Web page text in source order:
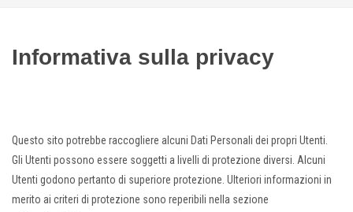
Informativa sulla privacy
Questo sito potrebbe raccogliere alcuni Dati Personali dei propri Utenti.
Gli Utenti possono essere soggetti a livelli di protezione diversi. Alcuni
Utenti godono pertanto di superiore protezione. Ulteriori informazioni in
merito ai criteri di protezione sono reperibili nella sezione